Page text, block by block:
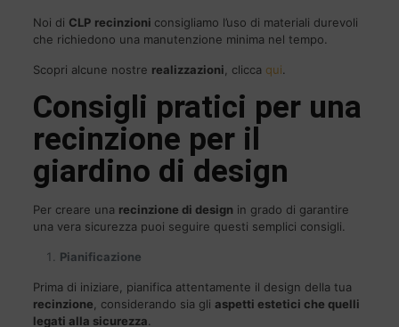
Noi di CLP recinzioni consigliamo l’uso di materiali durevoli
che richiedono una manutenzione minima nel tempo.
Scopri alcune nostre realizzazioni , clicca qui
Consigli pratici per una
recinzione per il
giardino di design
Per creare una recinzione di design in grado di garantire
una vera sicurezza puoi seguire questi semplici consigli.
Pianificazione
Prima di iniziare, pianifica attentamente il design della tua
recinzione , considerando sia gli aspetti estetici che quelli
legati alla sicurezza